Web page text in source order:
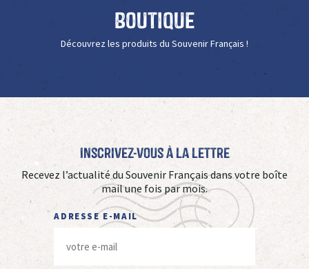
Boutique
Découvrez les produits du Souvenir Français !
Inscrivez-vous à La Lettre
Recevez l’actualité du Souvenir Français dans votre boîte
mail une fois par mois.
ADRESSE E-MAIL